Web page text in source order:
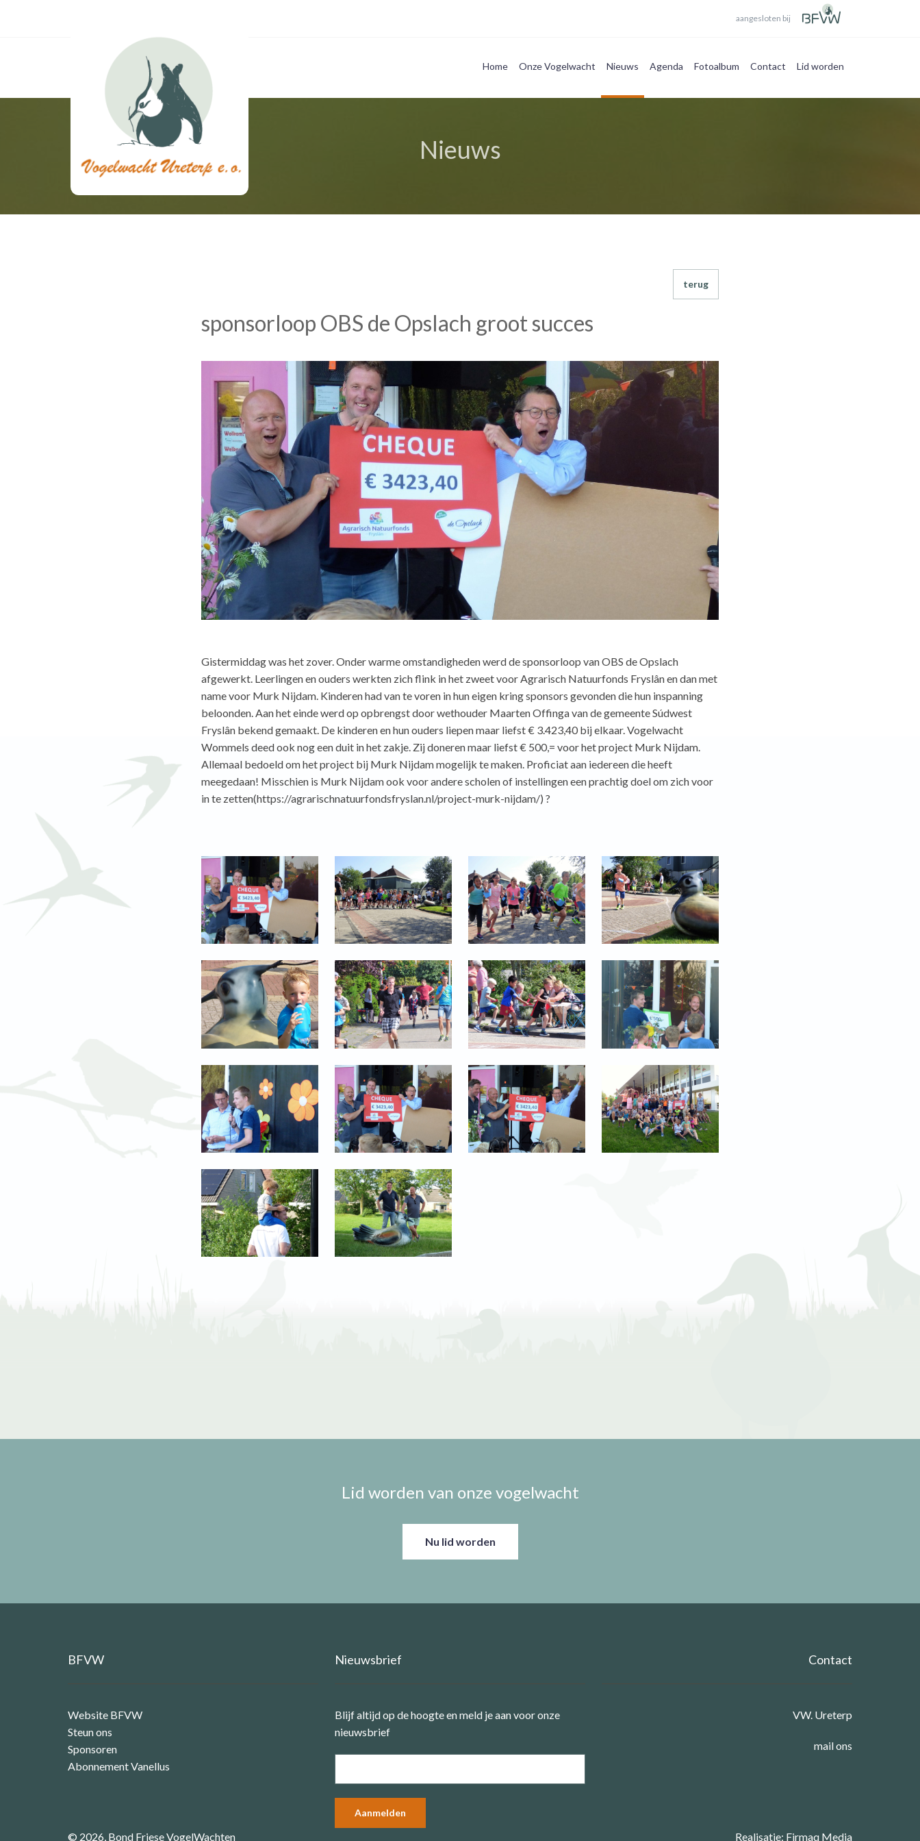
aangesloten bij
Home Onze Vogelwacht Nieuws Agenda Fotoalbum Contact Lid worden
Nieuws
terug
sponsorloop OBS de Opslach groot succes
Gistermiddag was het zover. Onder warme omstandigheden werd de sponsorloop van OBS de Opslach
afgewerkt. Leerlingen en ouders werkten zich flink in het zweet voor Agrarisch Natuurfonds Fryslân en dan met
name voor Murk Nijdam. Kinderen had van te voren in hun eigen kring sponsors gevonden die hun inspanning
beloonden. Aan het einde werd op opbrengst door wethouder Maarten Offinga van de gemeente Súdwest
Fryslân bekend gemaakt. De kinderen en hun ouders liepen maar liefst € 3.423,40 bij elkaar. Vogelwacht
Wommels deed ook nog een duit in het zakje. Zij doneren maar liefst € 500,= voor het project Murk Nijdam.
Allemaal bedoeld om het project bij Murk Nijdam mogelijk te maken. Proficiat aan iedereen die heeft
meegedaan! Misschien is Murk Nijdam ook voor andere scholen of instellingen een prachtig doel om zich voor
in te zetten(https://agrarischnatuurfondsfryslan.nl/project-murk-nijdam/) ?
Lid worden van onze vogelwacht
Nu lid worden
BFVW
Website BFVW
Steun ons
Sponsoren
Abonnement Vanellus
Nieuwsbrief
Blijf altijd op de hoogte en meld je aan voor onze
nieuwsbrief
Contact
VW. Ureterp
mail ons
© 2026, Bond Friese VogelWachten Realisatie: Firmaq Media